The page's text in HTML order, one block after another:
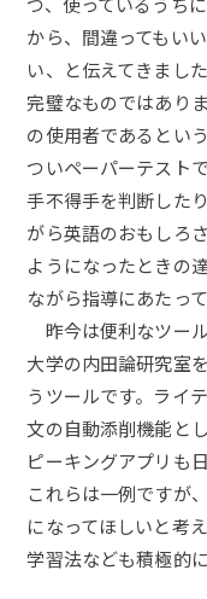
から、間違ってもい
い、と伝えてきまし
完璧なものではあり
の使用者であるとい
ついペーパーテスト
手不得手を判断した
がら英語のおもしろ
ようになったときの
ながら指導にあたって
昨今は便利なツー
大学の内田論研究室
うツールです。ライ
文の自動添削機能と
ピーキングアプリも
これらは一例ですが
になってほしいと考
学習法なども積極的